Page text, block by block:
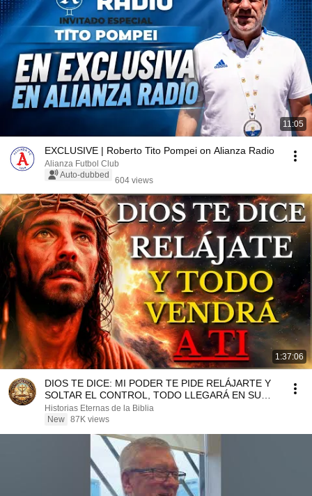
11:05
EXCLUSIVE | Roberto Tito Pompei on Alianza Radio
Alianza Futbol Club
Auto-dubbed
604 views
1:37:06
DIOS TE DICE: MI PODER TE PIDE RELÁJARTE Y
SOLTAR EL CONTROL, TODO LLEGARÁ EN SU
MOMENTO PERFECTO
Historias Eternas de la Biblia
New 87K views